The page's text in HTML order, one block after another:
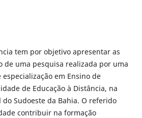
tem por objetivo apresentar as
de uma pesquisa realizada por uma
em Ensino de
de Educação à Distância, na
Sudoeste da Bahia. O referido
contribuir na formação